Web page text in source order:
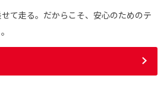
て走る。だからこそ、安心のためのテ